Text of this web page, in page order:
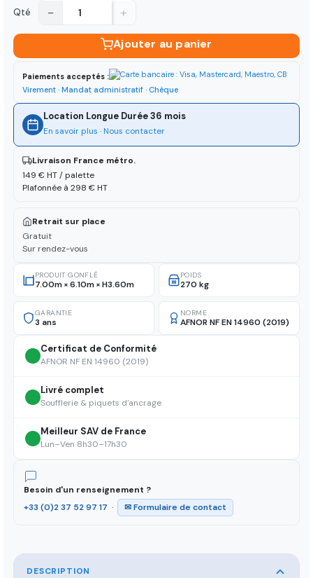
Qté − +
Ajouter au panier
Paiements acceptés :
Virement · Mandat administratif · Chèque
Location Longue Durée 36 mois
En savoir plus · Nous contacter
Livraison France métro.
149 € HT / palette
Plafonnée à 298 € HT
Retrait sur place
Gratuit
Sur rendez-vous
PRODUIT GONFLÉ
7.00m × 6.10m × H3.60m
POIDS
270 kg
GARANTIE
3 ans
NORME
AFNOR NF EN 14960 (2019)
Certificat de Conformité
AFNOR NF EN 14960 (2019)
Livré complet
Soufflerie & piquets d'ancrage
Meilleur SAV de France
Lun–Ven 8h30–17h30
Besoin d'un renseignement ?
+33 (0)2 37 52 97 17 · ✉ Formulaire de contact
DESCRIPTION